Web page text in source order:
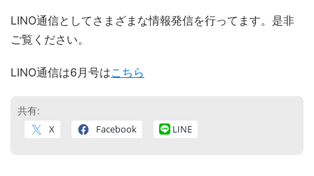
LINO通信としてさまざまな情報発信を行ってます。是非
ご覧ください。
LINO通信は6月号はこちら
共有:
X Facebook LINE